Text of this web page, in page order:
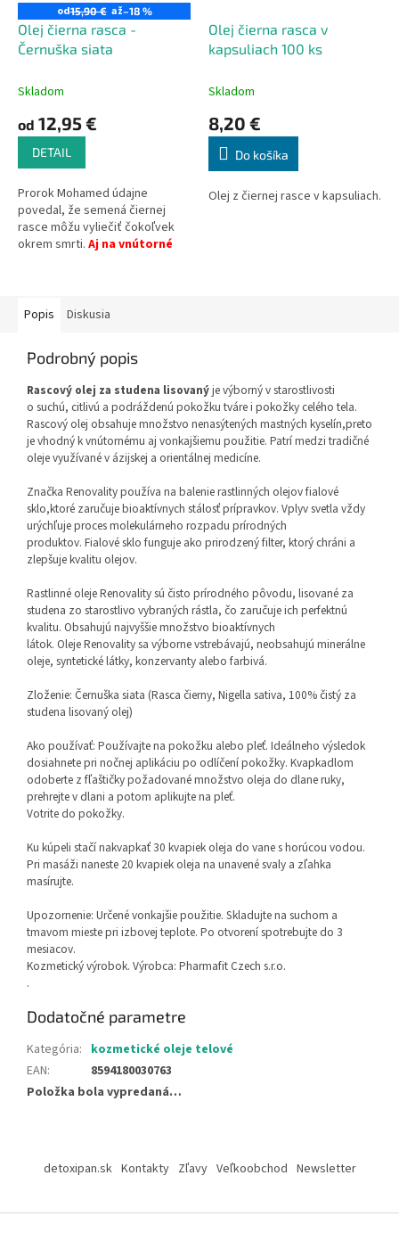
od15,90 € až–18 %
Olej čierna rasca -
Černuška siata
Skladom
od 12,95 €
DETAIL
Prorok Mohamed údajne
povedal, že semená čiernej
rasce môžu vyliečiť čokoľvek
okrem smrti. Aj na vnútorné
Olej čierna rasca v
kapsuliach 100 ks
Skladom
8,20 €
Do košíka
Olej z čiernej rasce v kapsuliach.
Popis Diskusia
Podrobný popis
Rascový olej za studena lisovanýje výborný v starostlivosti
o suchú, citlivú a podráždenú pokožku tváre i pokožky celého tela.
Rascový olej obsahuje množstvo nenasýtených mastných kyselín,preto
je vhodný k vnútornému aj vonkajšiemu použitie. Patrí medzi tradičné
oleje využívané v ázijskej a orientálnej medicíne.
Značka Renovality používa na balenie rastlinných olejov fialové
sklo,ktoré zaručuje bioaktívnych stálosť prípravkov. Vplyv svetla vždy
urýchľuje proces molekulárneho rozpadu prírodných
produktov. Fialové sklo funguje ako prirodzený filter, ktorý chráni a
zlepšuje kvalitu olejov.
Rastlinné oleje Renovality sú čisto prírodného pôvodu, lisované za
studena zo starostlivo vybraných rástla, čo zaručuje ich perfektnú
kvalitu. Obsahujú najvyššie množstvo bioaktívnych
látok. Oleje Renovality sa výborne vstrebávajú, neobsahujú minerálne
oleje, syntetické látky, konzervanty alebo farbivá.
Zloženie: Černuška siata (Rasca čierny, Nigella sativa, 100% čistý za
studena lisovaný olej)
Ako používať: Používajte na pokožku alebo pleť. Ideálneho výsledok
dosiahnete pri nočnej aplikáciu po odlíčení pokožky. Kvapkadlom
odoberte z fľaštičky požadované množstvo oleja do dlane ruky,
prehrejte v dlani a potom aplikujte na pleť.
Votrite do pokožky.
Ku kúpeli stačí nakvapkať 30 kvapiek oleja do vane s horúcou vodou.
Pri masáži naneste 20 kvapiek oleja na unavené svaly a zľahka
masírujte.
Upozornenie: Určené vonkajšie použitie. Skladujte na suchom a
tmavom mieste pri izbovej teplote. Po otvorení spotrebujte do 3
mesiacov.
Kozmetický výrobok. Výrobca: Pharmafit Czech s.r.o.
.
Dodatočné parametre
Kategória: kozmetické oleje telové
EAN:
8594180030763
Položka bola vypredaná…
detoxipan.sk Kontakty Zľavy Veľkoobchod Newsletter